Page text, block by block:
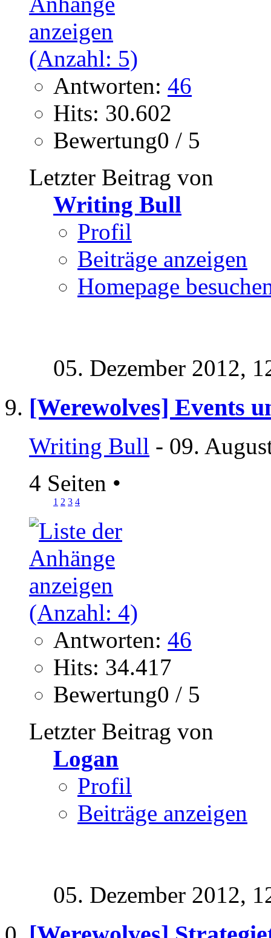
Antworten: 46
Hits: 30.602
Bewertung0 / 5
Letzter Beitrag von
Writing Bull
Profil
Beiträge anzeigen
Homepage
05. Dezember 2012,
[Werewolves] Events
Writing Bull - 09.
4 Seiten •
1 2 3 4
Antworten: 46
Hits: 34.417
Bewertung0 / 5
Letzter Beitrag von
Logan
Profil
Beiträge anzeigen
05. Dezember 2012,